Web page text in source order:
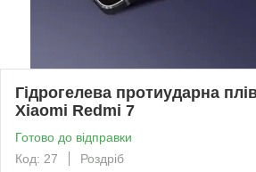
Гідрогелева протиударна
Xiaomi Redmi 7
Готово до відправки
Код: 27
Роздріб